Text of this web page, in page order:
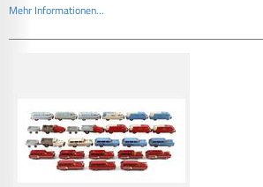
Mehr Informationen...